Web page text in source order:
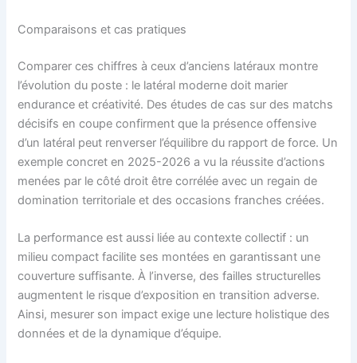
Comparaisons et cas pratiques
Comparer ces chiffres à ceux d’anciens latéraux montre
l’évolution du poste : le latéral moderne doit marier
endurance et créativité. Des études de cas sur des matchs
décisifs en coupe confirment que la présence offensive
d’un latéral peut renverser l’équilibre du rapport de force. Un
exemple concret en 2025-2026 a vu la réussite d’actions
menées par le côté droit être corrélée avec un regain de
domination territoriale et des occasions franches créées.
La performance est aussi liée au contexte collectif : un
milieu compact facilite ses montées en garantissant une
couverture suffisante. À l’inverse, des failles structurelles
augmentent le risque d’exposition en transition adverse.
Ainsi, mesurer son impact exige une lecture holistique des
données et de la dynamique d’équipe.